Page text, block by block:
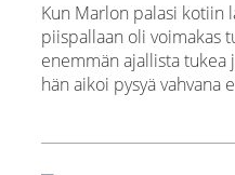
Kun Marlon palasi kotiin
piispallaan oli voimakas
enemmän ajallista tukea
hän aikoi pysyä vahvana